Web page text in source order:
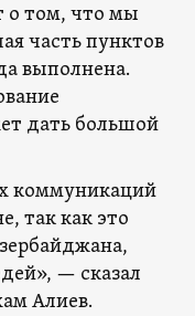
о том, что мы
часть пунктов
выполнена.
дать большой
коммуникаций
так как это
— сказал
Алиев.